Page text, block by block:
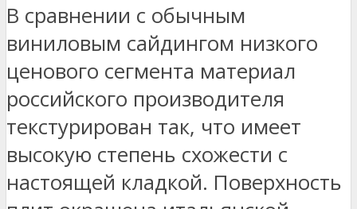
В сравнении с обычным
виниловым сайдингом низкого
ценового сегмента материал
российского производителя
текстурирован так, что имеет
высокую степень схожести с
настоящей кладкой. Поверхность